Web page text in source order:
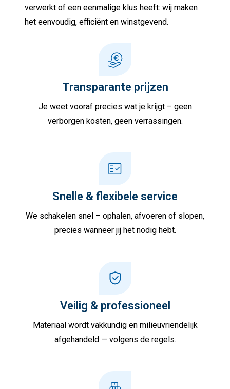
verwerkt of een eenmalige klus heeft: wij maken
het eenvoudig, efficiënt en winstgevend.
Transparante prijzen
Je weet vooraf precies wat je krijgt – geen
verborgen kosten, geen verrassingen.
Snelle & flexibele service
We schakelen snel – ophalen, afvoeren of slopen,
precies wanneer jij het nodig hebt.
Veilig & professioneel
Materiaal wordt vakkundig en milieuvriendelijk
afgehandeld — volgens de regels.